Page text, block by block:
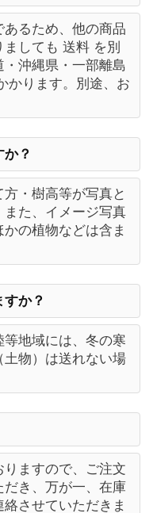
るため、他の商品
しても 送料 を別
沖縄県・一部離島
かります。別途、お
？
・樹高等が写真と
た、イメージ写真
の植物などは含ま
か？
地域には、冬の寒
物）は送れない場
ますので、ご注文
き、万が一、在庫
させていただきま